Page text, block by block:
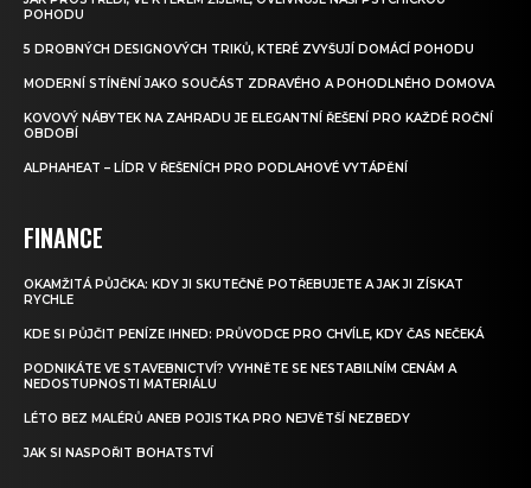
POHODU
5 DROBNÝCH DESIGNOVÝCH TRIKŮ, KTERÉ ZVYŠUJÍ DOMÁCÍ POHODU
MODERNÍ STÍNĚNÍ JAKO SOUČÁST ZDRAVÉHO A POHODLNÉHO DOMOVA
KOVOVÝ NÁBYTEK NA ZAHRADU JE ELEGANTNÍ ŘEŠENÍ PRO KAŽDÉ ROČNÍ
OBDOBÍ
ALPHAHEAT – LÍDR V ŘEŠENÍCH PRO PODLAHOVÉ VYTÁPĚNÍ
FINANCE
OKAMŽITÁ PŮJČKA: KDY JI SKUTEČNĚ POTŘEBUJETE A JAK JI ZÍSKAT
RYCHLE
KDE SI PŮJČIT PENÍZE IHNED: PRŮVODCE PRO CHVÍLE, KDY ČAS NEČEKÁ
PODNIKÁTE VE STAVEBNICTVÍ? VYHNĚTE SE NESTABILNÍM CENÁM A
NEDOSTUPNOSTI MATERIÁLU
LÉTO BEZ MALÉRŮ ANEB POJISTKA PRO NEJVĚTŠÍ NEZBEDY
JAK SI NASPOŘIT BOHATSTVÍ